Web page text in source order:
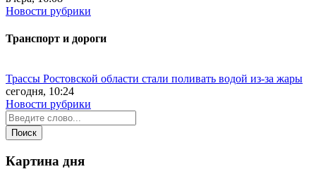
Новости рубрики
Транспорт и дороги
Трассы Ростовской области стали поливать водой из-за жары
сегодня, 10:24
Новости рубрики
Картина дня